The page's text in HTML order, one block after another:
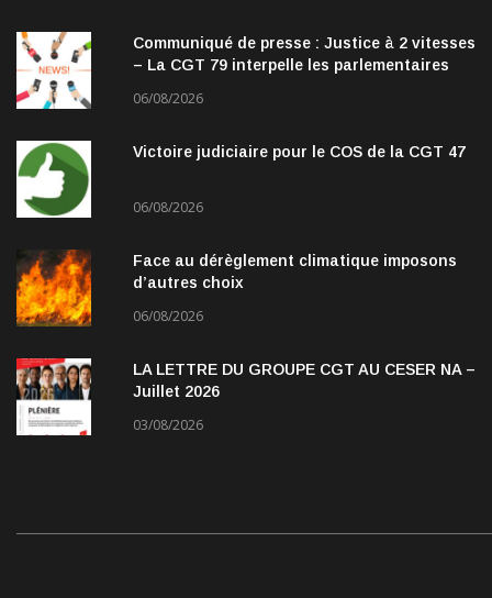
Communiqué de presse : Justice à 2 vitesses
– La CGT 79 interpelle les parlementaires
06/08/2026
Victoire judiciaire pour le COS de la CGT 47
06/08/2026
Face au dérèglement climatique imposons
d’autres choix
06/08/2026
LA LETTRE DU GROUPE CGT AU CESER NA –
Juillet 2026
03/08/2026